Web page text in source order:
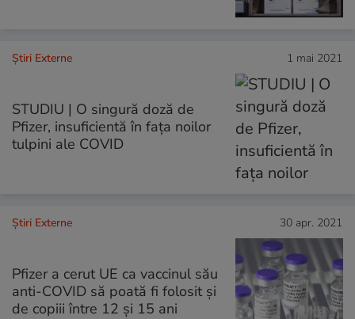
Știri Externe 1 mai 2021
STUDIU | O singură doză de
Pfizer, insuficientă în fața noilor
tulpini ale COVID
Știri Externe 30 apr. 2021
Pfizer a cerut UE ca vaccinul său
anti-COVID să poată fi folosit și
de copiii între 12 și 15 ani